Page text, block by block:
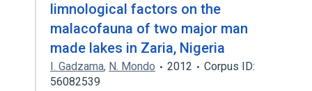
limnological factors on the
malacofauna of two major man
made lakes in Zaria, Nigeria
I. Gadzama, N. Mondo 2012
Corpus ID:
56082539